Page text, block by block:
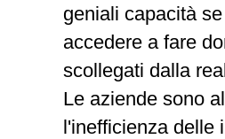
geniali capacità
accedere a fare
scollegati dalla
Le aziende sono
l'inefficienza delle